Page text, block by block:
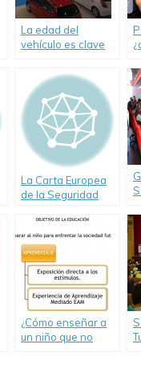
La edad del
vehículo es clave
seguridad
La Carta Europea
de la Seguridad
¿Cómo enseñar a
un niño que no